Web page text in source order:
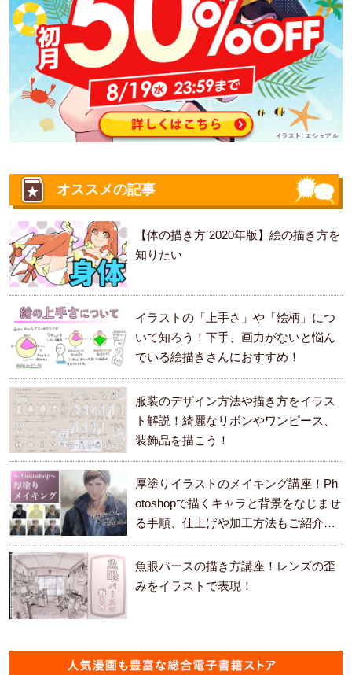
オススメの記事
【体の描き方 2020年版】絵の描き方を
知りたい
イラストの「上手さ」や「絵柄」につ
いて知ろう！下手、画力がないと悩ん
でいる絵描きさんにおすすめ！
服装のデザイン方法や描き方をイラス
ト解説！綺麗なリボンやワンピース、
装飾品を描こう！
厚塗りイラストのメイキング講座！Ph
otoshopで描くキャラと背景をなじませ
る手順、仕上げや加工方法もご紹介し
ます。
魚眼パースの描き方講座！レンズの歪
みをイラストで表現！